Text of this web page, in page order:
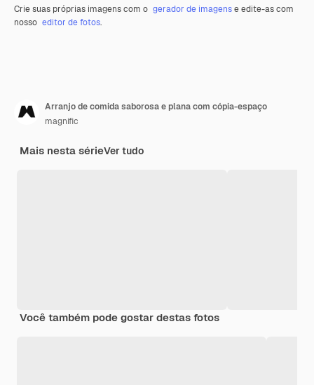
Crie suas próprias imagens com o gerador de imagense edite-as com
nosso editor de fotos.
Arranjo de comida saborosa e plana com cópia-espaço
magnific
Mais nesta sérieVer tudo
Você também pode gostar destas fotos